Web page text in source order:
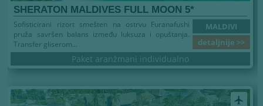
SHERATON MALDIVES FULL MOON 5*
MALDIVI
detaljnije >>
Sofisticirani rizort smešten na ostrvu Furanafushi
pruža savršen balans između luksuza i opuštanja.
Transfer gliserom...
Paket aranžmani individualno
airplanemode_active